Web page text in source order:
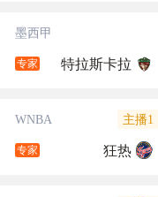
墨西甲
专家 特拉斯卡拉
WNBA 主播1
专家 狂热